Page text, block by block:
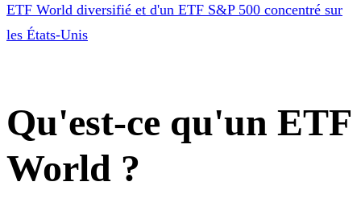
ETF World diversifié et d'un ETF S&P 500 concentré sur
les États-Unis
Qu'est-ce qu'un ETF
World ?